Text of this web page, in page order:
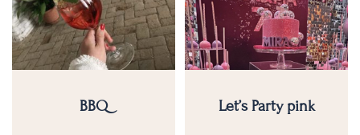
BBQ Let’s Party pink